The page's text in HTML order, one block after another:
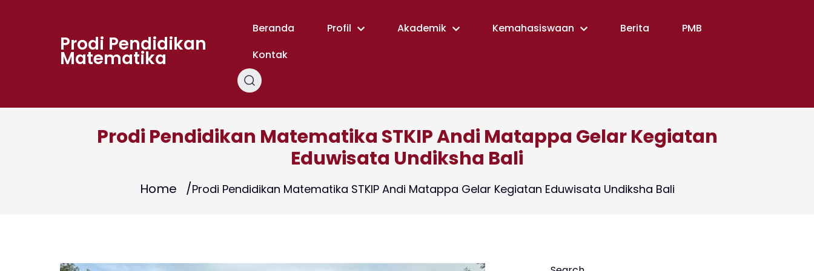
Prodi Pendidikan
Matematika
Beranda Profil Akademik Kemahasiswaan Berita
PMB
Kontak
Prodi Pendidikan Matematika STKIP Andi Matappa Gelar Kegiatan
Eduwisata Undiksha Bali
Home Prodi Pendidikan Matematika STKIP Andi Matappa Gelar Kegiatan Eduwisata Undiksha Bali